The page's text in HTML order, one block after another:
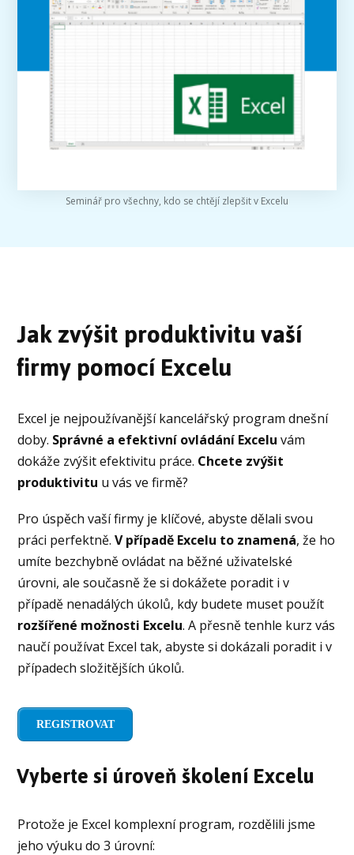
Seminář pro všechny, kdo se chtějí zlepšit v Excelu
Jak zvýšit produktivitu vaší
firmy pomocí Excelu
Excel je nejpoužívanější kancelářský program dnešní
doby. Správné a efektivní ovládání Excelu vám
dokáže zvýšit efektivitu práce. Chcete zvýšit
produktivitu u vás ve firmě?
Pro úspěch vaší firmy je klíčové, abyste dělali svou
práci perfektně.V případě Excelu to znamená, že ho
umíte bezchybně ovládat na běžné uživatelské
úrovni, ale současně že si dokážete poradit i v
případě nenadálých úkolů, kdy budete muset použít
rozšířené možnosti Excelu. A přesně tenhle kurz vás
naučí používat Excel tak, abyste si dokázali poradit i v
případech složitějších úkolů.
REGISTROVAT
Vyberte si úroveň školení Excelu
Protože je Excel komplexní program, rozdělili jsme
jeho výuku do 3 úrovní: